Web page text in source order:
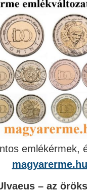
emlékérmek,
magyarerme.hu
– az